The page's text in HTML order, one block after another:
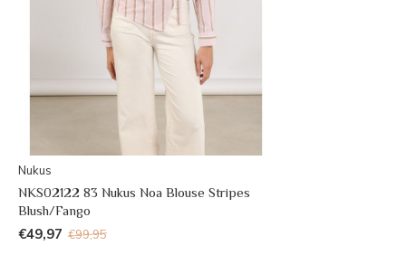
Nukus
NKS02122 83 Nukus Noa Blouse Stripes
Blush/Fango
€49,97 €99,95